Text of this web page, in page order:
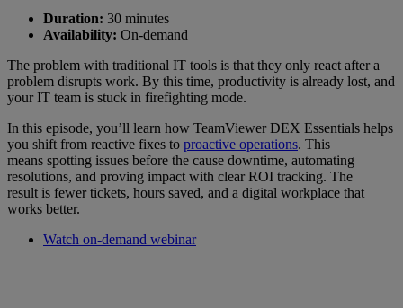
Duration: 30 minutes
Availability: On-demand
The problem with traditional IT tools is that they only react after a
problem disrupts work. By this time, productivity is already lost, and
your IT team is stuck in firefighting mode.
In this episode, you’ll learn how TeamViewer DEX Essentials helps
you shift from reactive fixes to proactive operations. This
means spotting issues before the cause downtime, automating
resolutions, and proving impact with clear ROI tracking. The
result is fewer tickets, hours saved, and a digital workplace that
works better.
Watch on-demand webinar